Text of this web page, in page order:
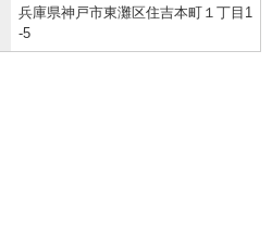
兵庫県神戸市東灘区住吉本町１丁目1
-5